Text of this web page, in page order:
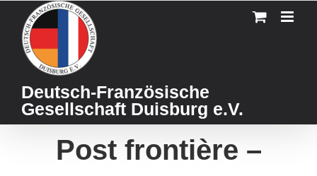
content
Deutsch-Französische
Gesellschaft Duisburg e.V.
Post frontière –